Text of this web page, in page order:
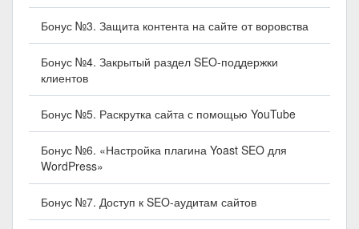
Бонус №3. Защита контента на сайте от воровства
Бонус №4. Закрытый раздел SEO-поддержки
клиентов
Бонус №5. Раскрутка сайта с помощью YouTube
Бонус №6. «Настройка плагина Yoast SEO для
WordPress»
Бонус №7. Доступ к SEO-аудитам сайтов